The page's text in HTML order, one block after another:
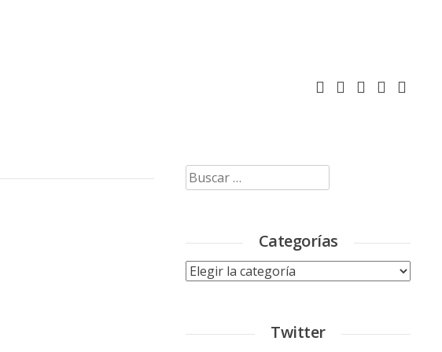
Buscar:
Categorías
Categorías
Twitter